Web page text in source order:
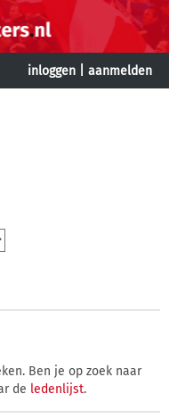
inloggen aanmelden
Ben je op zoek naar
de ledenlijst.